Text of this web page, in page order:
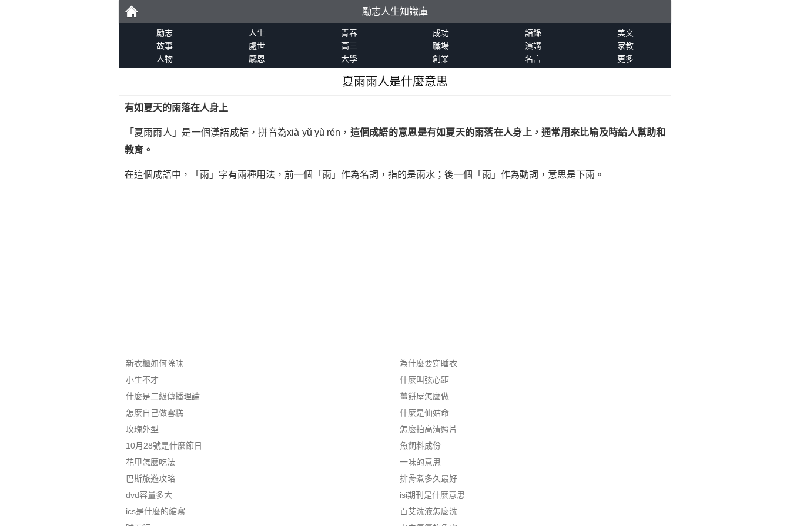
勵
勵志人生知識庫
勵志 人生 青春 成功 語錄
美文
故事
處世 高三 職場 演講
家教
人物
感恩 大學 創業 名言 更多
夏雨雨人是什麼意思
有如夏天的雨落在人身上
「夏雨雨人」是一個漢語成語，拼音為xià yǔ yù rén， 這個成語的意思是有如夏天的雨落在人身上，通常用來比喻及時給人幫助和
教育。
在這個成語中，「雨」字有兩種用法，前一個「雨」作為名詞，指的是雨水；後一個「雨」作為動詞，意思是下雨。
新衣櫃如何除味
小生不才
什麼是二級傳播理論
怎麼自己做雪糕
玫瑰外型
10月28號是什麼節日
花甲怎麼吃法
巴斯旅遊攻略
dvd容量多大
ics是什麼的縮寫
為什麼要穿睡衣
什麼叫弦心距
薑餅屋怎麼做
什麼是仙姑命
怎麼拍高清照片
魚飼料成份
一味的意思
排骨煮多久最好
isi期刊是什麼意思
百艾洗液怎麼洗